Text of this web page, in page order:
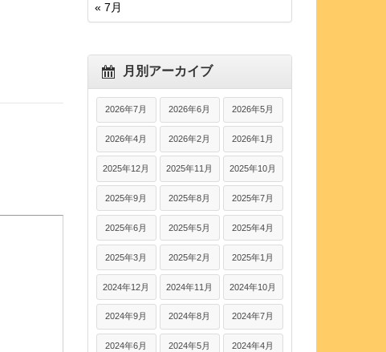
« 7月
月別アーカイブ
2026年7月 2026年6月 2026年5月
2026年4月 2026年2月 2026年1月
2025年12月 2025年11月 2025年10月
2025年9月 2025年8月 2025年7月
2025年6月 2025年5月 2025年4月
2025年3月 2025年2月 2025年1月
2024年12月 2024年11月 2024年10月
2024年9月 2024年8月 2024年7月
2024年6月 2024年5月 2024年4月